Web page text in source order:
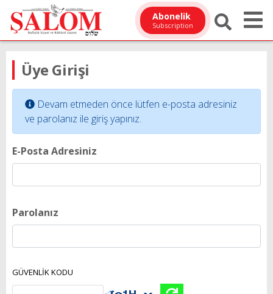
Abonelik
Subscription
Üye Girişi
Devam etmeden önce lütfen e-posta adresiniz
ve parolanız ile giriş yapınız.
E-Posta Adresiniz
Parolanız
GÜVENLİK KODU